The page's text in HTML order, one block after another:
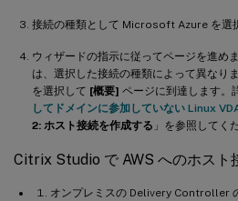
接続の種類として Microsoft Azure を選
ウィザードの指示に従ってページを進め
は、選択した接続の種類によって異なり
を選択して [概要] ページに到達します。
してドメインに参加していない Linux
2: ホスト接続を作成する 」を参照してく
Citrix Studio で AWS へのホスト
オンプレミスの Delivery Controller